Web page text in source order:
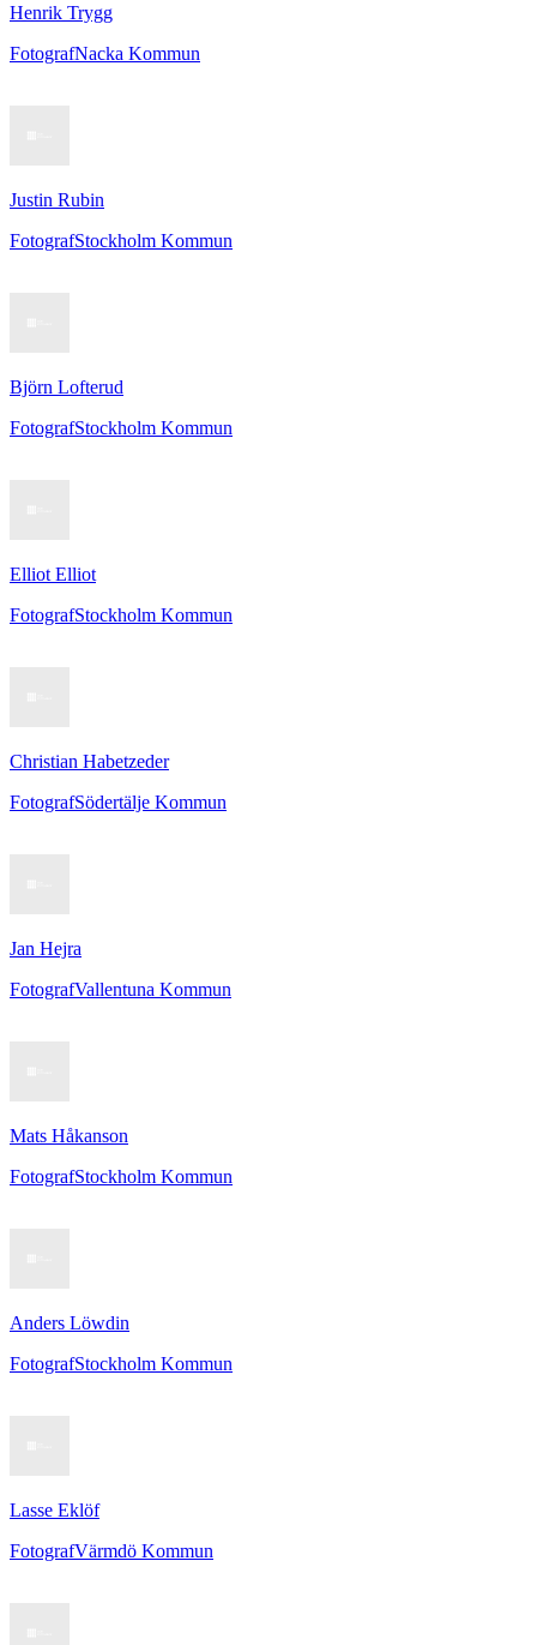
Henrik Trygg
FotografNacka Kommun
Justin Rubin
FotografStockholm Kommun
Björn Lofterud
FotografStockholm Kommun
Elliot Elliot
FotografStockholm Kommun
Christian Habetzeder
FotografSödertälje Kommun
Jan Hejra
FotografVallentuna Kommun
Mats Håkanson
FotografStockholm Kommun
Anders Löwdin
FotografStockholm Kommun
Lasse Eklöf
FotografVärmdö Kommun